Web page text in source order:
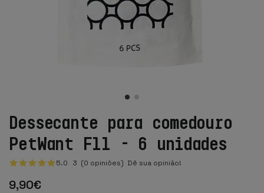
Dessecante para comedouro
PetWant F11 - 6 unidades
5.0 3 (0 opiniões) Dê sua opinião!
9,90€